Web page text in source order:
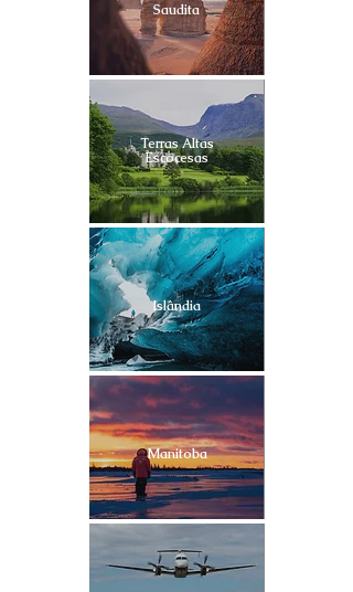
Saudita
Terras Altas
Escocesas
Islândia
Manitoba